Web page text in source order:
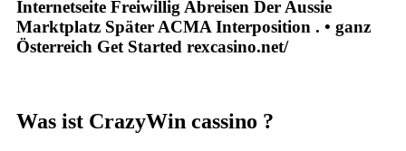
Internetseite Freiwillig Abreisen Der Aussie
Marktplatz Später ACMA Interposition . • ganz
Österreich Get Started rexcasino.net/
Was ist CrazyWin cassino ?